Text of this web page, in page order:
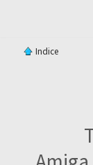
Indice